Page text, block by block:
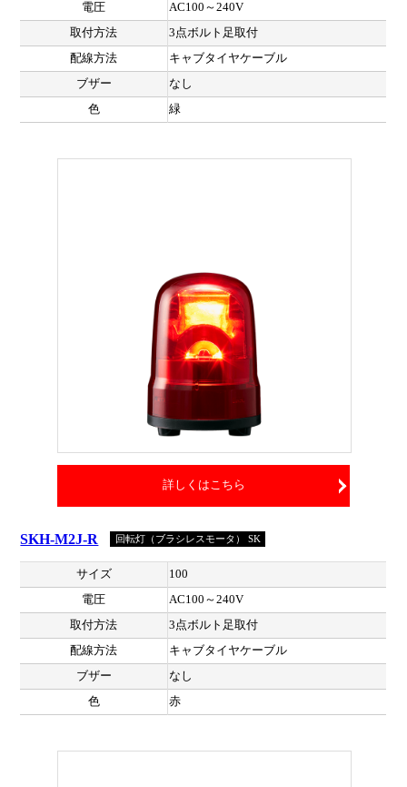
電圧
AC100～240V
取付方法
3点ボルト足取付
配線方法
キャブタイヤケーブル
ブザー
なし
色
緑
詳しくはこちら
SKH-M2J-R 回転灯（ブラシレスモータ） SK
サイズ
100
電圧
AC100～240V
取付方法
3点ボルト足取付
配線方法
キャブタイヤケーブル
ブザー
なし
色
赤